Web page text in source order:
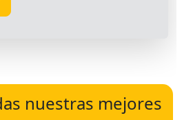
nuestras mejores